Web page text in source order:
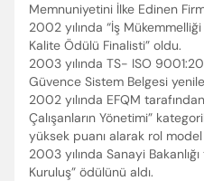
Memnuniyetini İlke Edinen
2002 yılında “İş
Kalite Ödülü Finalisti” oldu.
2003 yılında TS- ISO
Güvence Sistem Belgesi
2002 yılında EFQM
Çalışanların Yönetimi”
yüksek puanı alarak rol
2003 yılında Sanayi
Kuruluş” ödülünü aldı.